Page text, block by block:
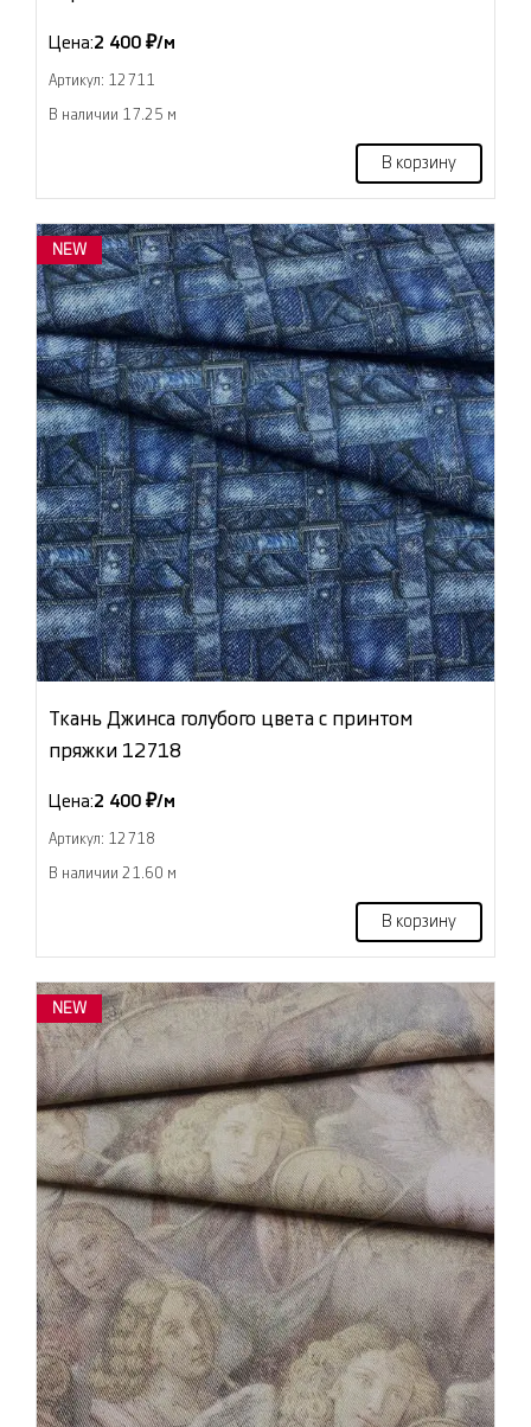
Цена:2 400 ₽/м
Артикул: 12711
В наличии 17.25 м
В корзину
NEW
Ткань Джинса голубого цвета с принтом
пряжки 12718
Цена:2 400 ₽/м
Артикул: 12718
В наличии 21.60 м
В корзину
NEW